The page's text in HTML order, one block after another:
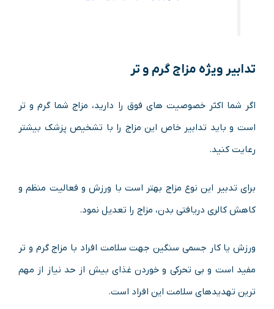
تدابیر ویژه مزاج گرم و تر
اگر شما اکثر خصوصیت های فوق را دارید، مزاج شما گرم و تر
است و باید تدابیر خاص این مزاج را با تشخیص پزشک بیشتر
رعایت کنید.
برای تدبیر این نوع مزاج بهتر است با ورزش و فعالیت منظم و
کاهش کالری دریافتی بدن، مزاج را تعدیل نمود.
ورزش یا کار جسمی سنگین جهت سلامت افراد با مزاج گرم و تر
مفید است و بی تحرکی و خوردن غذای بیش از حد نیاز از مهم
ترین تهدیدهای سلامت این افراد است.